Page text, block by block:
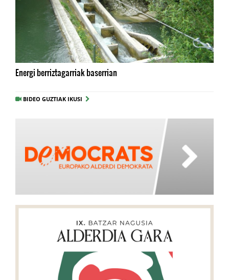
Energi berriztagarriak baserrian
BIDEO GUZTIAK IKUSI